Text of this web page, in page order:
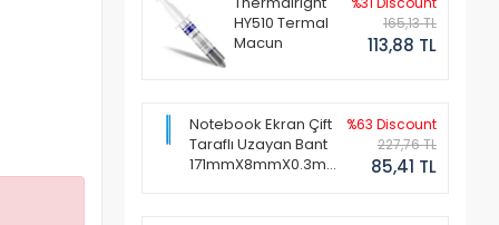
HY510 Termal
Macun
165,13 TL
113,88 TL
Notebook Ekran Çift
Taraflı Uzayan Bant
171mmX8mmX0.3mm
%63 Discount
227,76 TL
85,41 TL